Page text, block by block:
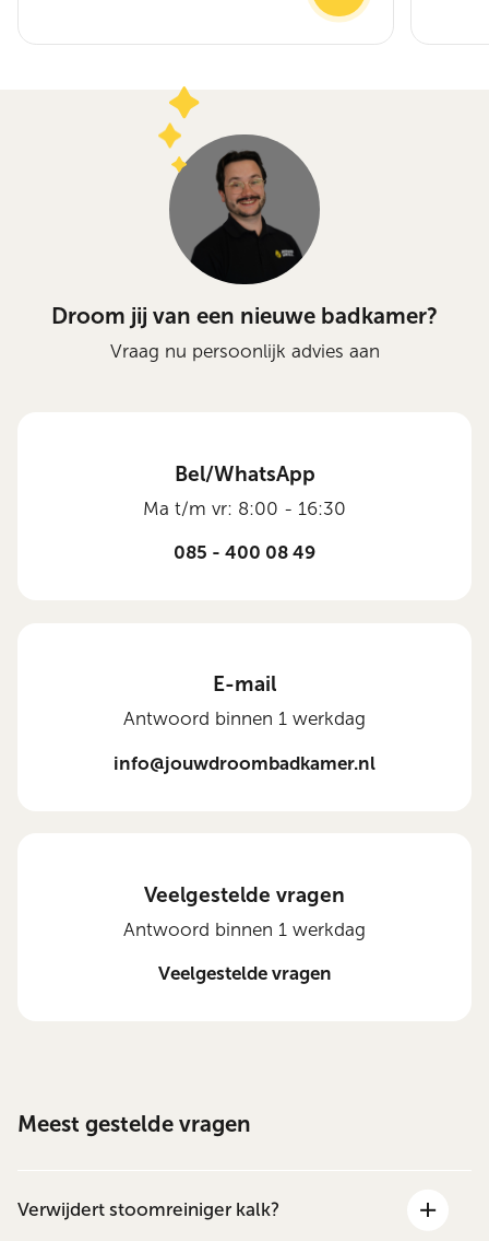
Droom jij van een nieuwe badkamer?
Vraag nu persoonlijk advies aan
Bel/WhatsApp
Ma t/m vr: 8:00 - 16:30
085 - 400 08 49
E-mail
Antwoord binnen 1 werkdag
info@jouwdroombadkamer.nl
Veelgestelde vragen
Antwoord binnen 1 werkdag
Veelgestelde vragen
Meest gestelde vragen
Verwijdert stoomreiniger kalk?